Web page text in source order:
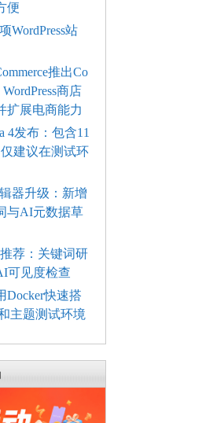
便
WordPress站
推出Co
商店
扩展电商能力
4发布：包含11
建议在测试环
器升级：新增
与AI元数据草
荐：关键词研
可见度检查
Docker快速搭
主题测试环境